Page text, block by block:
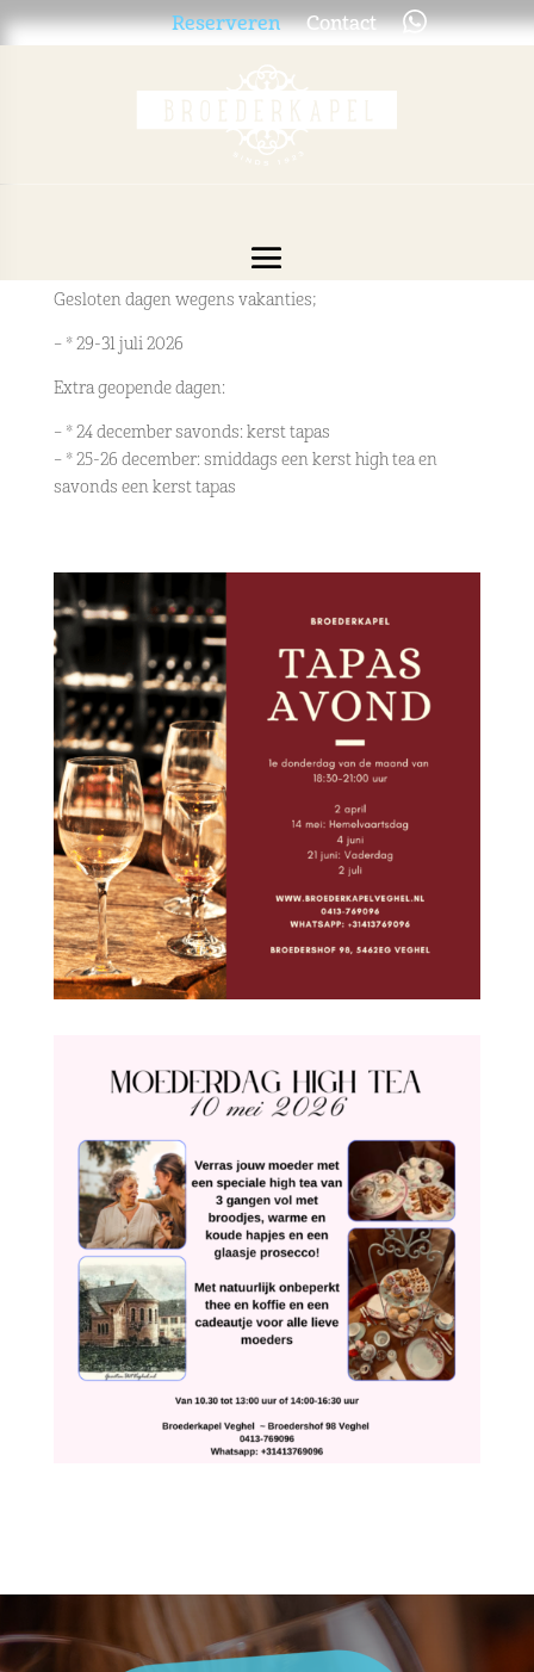
Reserveren Contact
Gesloten dagen wegens vakanties;
– * 29-31 juli 2026
Extra geopende dagen:
– * 24 december savonds: kerst tapas
– * 25-26 december: smiddags een kerst high tea en
savonds een kerst tapas